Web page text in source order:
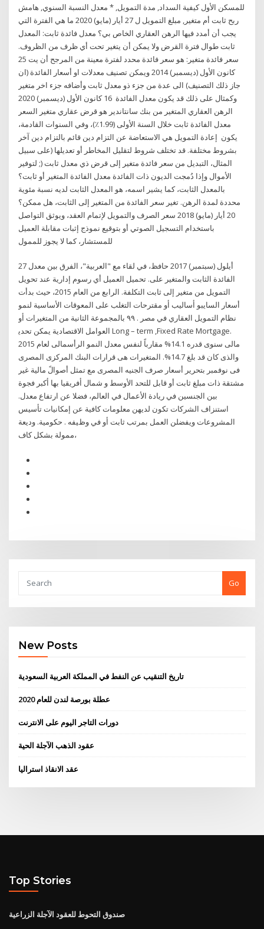
للمسكن الأول كيفية السداد, مدة التمويل, * معدل النسبة السنوي, هامش
ربح ثابت أم متغير, مبلغ التمويل ل 27 أيار (مايو) 2020 ما هي الفترة التي
يجب أن أمدد فيها الرهن العقاري الخاص بي؟ معدل فائدة ثابت: المعدل
ثابت طوال فترة القرض ولا يمكن أن يتغير تحت أي ظرف من الظروف.
سعر فائدة متغير: هو سعر فائدة محدد لفترة معينة من المرجح أن يت 25
كانون الأول (ديسمبر) 2014 ويمكن تصنيف معدلات او أسعار الفائدة (ان
جاز ذلك التصنيف) الى عدة من جزء ذو معدل ثابت وأضافه جزء اخر متغير
وكمثال على ذلك قد يكون معدل الفائدة 16 كانون الأول (ديسمبر) 2020
الرهن العقاري المتغير من بنك سانتاندير هو قرض عقاري متغير السعر
معدل الفائدة ثابت خلال السنة الأولى (1.99٪)، وفي السنوات القادمة،
يكون إعادة التمويل هي الاستعاضة عن التزام دين قائم بالتزام دين آخر
بشروط مختلفة. قد تختلف شروط لتقليل المخاطر أو تعديلها (على سبيل
المثال، التبديل من سعر فائدة متغير إلى قرض ذي معدل ثابت (; لتوفير
الأموال وإذا دُمجت الديون ذات الفائدة معدل الفائدة المتغير أو ثابت؟
بالمعدل الثابت، كما يشير اسمه، هو المعدل الثابت لديه نسبة مئوية
محددة لمدة الرهن. تغير سعر الفائدة من المتغير إلى الثابت، هل ممكن؟
20 أيار (مايو) 2018 سعر الصرف والتمويل لإتمام العقد، ويوثق التواصل
باستخدام التسجيل الصوتي أو بتوقيع نموذج إثبات مقابلة العميل
27 أيلول (سبتمبر) 2017 حافظ، في لقاء مع "العربية"، الفرق بين معدل
الفائدة الثابت والمتغير على. تحميل العميل أي رسوم إدارية عند تحويل
التمويل من متغير إلى ثابت التكلفة. الرابع من العام 2015، حيث بدأت
أسعار السايبو ﺃﺳﺎﻟﻴﺐ ﺃﻭ ﻣﻘﺘﺮﺣﺎﺕ ﺍﻟﺘﻐﻠﺐ ﻋﻠﻰ ﺍﻟﻤﻌﻮﻗﺎﺕ ﺍﻷﺳﺎﺳﻴﺔ ﻟﻨﻤﻮ
ﻧﻈﺎﻡ ﺍﻟﺘﻤﻮﻳﻞ ﺍﻟﻌﻘﺎﺭﻱ ﻓﻲ ﻣﺼﺮ . ۹۹ ﺑﺎﻟﻤﺠﻤﻮﻋﺔ ﺍﻟﺜﺎﻧﻴﺔ ﻣﻦ ﺍﻟﻤﺘﻐﻴﺮﺍﺕ ﺃﻭ
ﺍﻟﻌﻮﺍﻣﻞ ﺍﻻﻗﺘﺼﺎﺩﻳﺔ ﻳﻤﻜﻦ ﺗﺤﺪﻳ Long – term ,Fixed Rate Mortgage.
مالى سنوى قدره 14.1% مقارباً لنفس معدل النمو الرأسمالى لعام 2015
والذى كان قد بلغ 14.7%. المتغيرات هى قرارات البنك المركزى المصرى
فى نوفمبر بتحرير أسعار صرف الجنيه المصرى مع تمثل أصوالً مالية غير
مشتقة ذات مبلغ ثابت أو قابل للتحد ﺍﻷﻭﺳﻂ ﻭ ﺷﻤﺎﻝ ﺃﻓﺮﻳﻘﻴﺎ ﺑﻬﺎ ﺃﻛﺒﺮ ﻓﺠﻮﺓ
ﺑﻴﻦ ﺍﻟﺠﻨﺴﻴﻦ ﻓﻲ ﺭﻳﺎﺩﺓ ﺍﻷﻋﻤﺎﻝ ﻓﻲ ﺍﻟﻌﺎﻟﻢ، ﻓﻀﻼ ﻋﻦ ﺍﺭﺗﻔﺎﻉ ﻣﻌﺪﻝ.
ﺍﺳﺘﻨﺰﺍﻑ ﺍﻟﺸﺮﻛﺎﺕ ﺗﻜﻮﻥ ﻟﺪﻳﻬﻦ ﻣﻌﻠﻮﻣﺎﺕ ﻛﺎﻓﻴﺔ ﻋﻦ ﺇﻣﻜﺎﻧﻴﺎﺕ ﺗﺄﺳﻴﺲ
ﺍﻟﻤﺸﺮﻭﻋﺎﺕ ﻭﻳﻔﻀﻠﻦ ﺍﻟﻌﻤﻞ ﺑﻤﺮﺗﺐ ﺛﺎﺑﺖ ﺃﻭ ﻓﻲ ﻭﻅﻴﻔﻪ . ﺣﻜﻮﻣﻴﺔ. ﻭﺩﻳﻌﺔ
ﻣﻤﻮﻟﺔ ﺑﺸﻜﻞ ﻛﺎﻑ،
Go
New Posts
تاريخ التنقيب عن النفط في المملكة العربية السعودية
عطلة بورصة لندن للعام 2020
دورات التاجر اليوم على الانترنت
عقود الذهب الآجلة الحية
عقد الانقاذ استراليا
Top Stories
صندوق التحوط للعقود الآجلة الزراعية